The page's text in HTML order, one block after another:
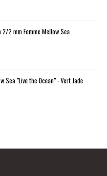
2/2 mm Femme Mellow Sea
Sea "Live the Ocean" - Vert Jade